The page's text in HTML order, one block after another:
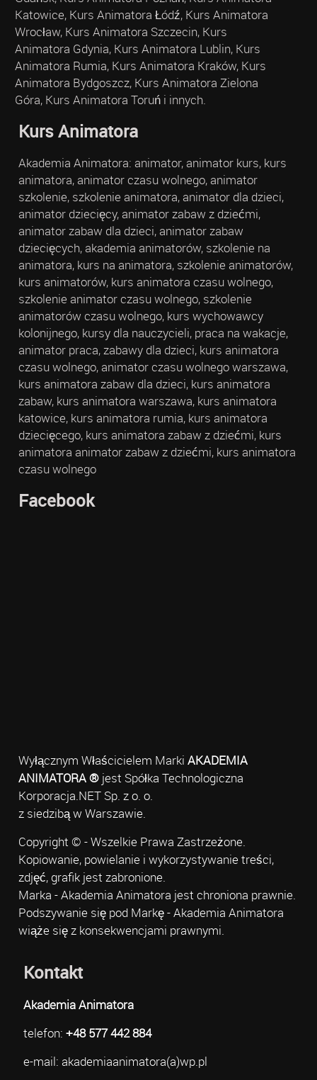
Katowice, Kurs Animatora Łódź, Kurs Animatora
Wrocław, Kurs Animatora Szczecin, Kurs
Animatora Gdynia, Kurs Animatora Lublin, Kurs
Animatora Rumia, Kurs Animatora Kraków, Kurs
Animatora Bydgoszcz, Kurs Animatora Zielona
Góra, Kurs Animatora Toruń i innych.
Kurs Animatora
Akademia Animatora: animator, animator kurs, kurs
animatora, animator czasu wolnego, animator
szkolenie, szkolenie animatora, animator dla dzieci,
animator dziecięcy, animator zabaw z dziećmi,
animator zabaw dla dzieci, animator zabaw
dziecięcych, akademia animatorów, szkolenie na
animatora, kurs na animatora, szkolenie animatorów,
kurs animatorów, kurs animatora czasu wolnego,
szkolenie animator czasu wolnego, szkolenie
animatorów czasu wolnego, kurs wychowawcy
kolonijnego, kursy dla nauczycieli, praca na wakacje,
animator praca, zabawy dla dzieci, kurs animatora
czasu wolnego, animator czasu wolnego warszawa,
kurs animatora zabaw dla dzieci, kurs animatora
zabaw, kurs animatora warszawa, kurs animatora
katowice, kurs animatora rumia, kurs animatora
dziecięcego, kurs animatora zabaw z dziećmi, kurs
animatora animator zabaw z dziećmi, kurs animatora
czasu wolnego
Facebook
Wyłącznym Właścicielem Marki AKADEMIA
ANIMATORA ®jest Spółka Technologiczna
Korporacja.NET Sp. z o. o.
z siedzibą w Warszawie.
Copyright © - Wszelkie Prawa Zastrzeżone.
Kopiowanie, powielanie i wykorzystywanie treści,
zdjęć, grafik jest zabronione.
Marka - Akademia Animatora jest chroniona prawnie.
Podszywanie się pod Markę - Akademia Animatora
wiąże się z konsekwencjami prawnymi.
Kontakt
Akademia Animatora
telefon: +48 577 442 884
e-mail: akademiaanimatora(a)wp.pl